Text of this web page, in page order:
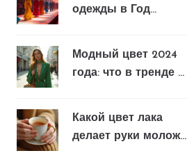
одежды в Год
Модный цвет 2024
года: что в тренде и
Какой цвет лака
делает руки моложе: